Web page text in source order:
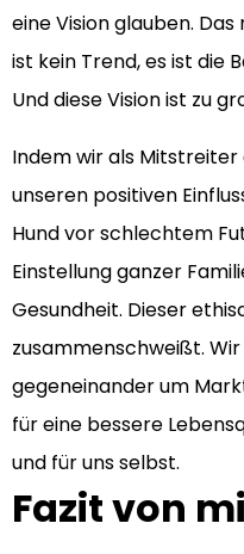
eine Vision glauben.
ist kein Trend, es ist die
Und diese Vision ist zu
Indem wir als
unseren positiven
Hund vor schlechtem
Einstellung ganzer
Gesundheit. Dieser
zusammenschweißt.
gegeneinander um
für eine bessere
und für uns selbst.
Fazit von